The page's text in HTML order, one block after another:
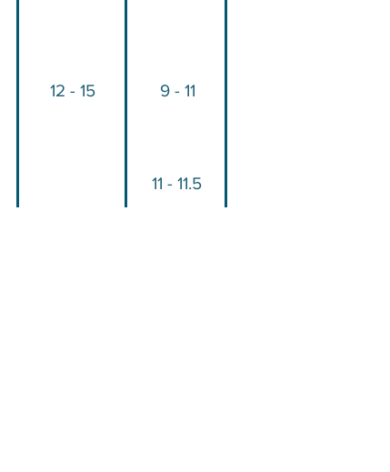
12 - 15 9 - 11
11 - 11.5